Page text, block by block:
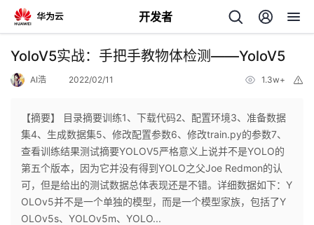
开发者
返
个
人
我
YoloV5实战：手把手教物体检测——YoloV5
AI浩 2022/02/11 1.3w+
【摘要】 ​目录摘要训练1、下载代码2、配置环境3、准备数据
集4、生成数据集5、修改配置参数6、修改train.py的参数7、
查看训练结果测试摘要YOLOV5严格意义上说并不是YOLO的
第五个版本，因为它并没有得到YOLO之父Joe Redmon的认
可，但是给出的测试数据总体表现还是不错。详细数据如下：​Y
OLOv5并不是一个单独的模型，而是一个模型家族，包括了Y
OLOv5s、YOLOv5m、YOLO...